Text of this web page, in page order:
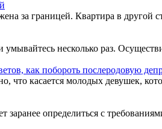
за границей. Квартира в другой
несколько раз.
как побороть послеродовую
что касается молодых девушек,
заранее определиться с